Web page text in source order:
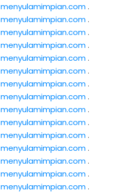
menyulamimpian.com.
menyulamimpian.com.
menyulamimpian.com.
menyulamimpian.com.
menyulamimpian.com.
menyulamimpian.com.
menyulamimpian.com.
menyulamimpian.com.
menyulamimpian.com.
menyulamimpian.com.
menyulamimpian.com.
menyulamimpian.com.
menyulamimpian.com.
menyulamimpian.com.
menyulamimpian.com.